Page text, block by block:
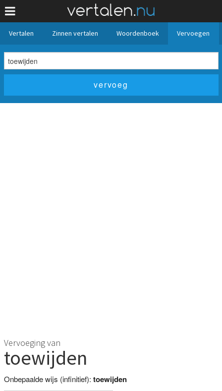
Vertalen Zinnen vertalen Woordenboek Vervoegen
Vervoeging van
toewijden
Onbepaalde wijs (infinitief): toewijden